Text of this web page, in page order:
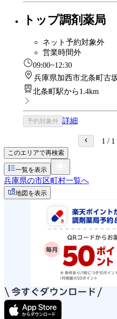
トップ調剤薬局
ネット予約対象外
営業時間外
09:00~12:30
兵庫県加西市北条町古
北条町駅から1.4km
予約対象外 詳細
1 / 1
このエリアで再検索
一覧を表示
兵庫県の市区町村一覧へ
地図を表示